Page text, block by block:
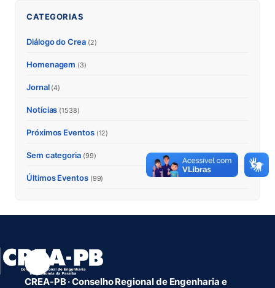
CATEGORIAS
Diálogo do Crea (2)
Homenagem (3)
Jornal (4)
Notícias (1538)
Próximos Eventos (12)
Sem categoria (99)
Últimos Eventos (99)
CREA-PB · Conselho Regional de Engenharia e